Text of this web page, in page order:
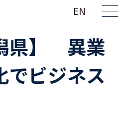
EN
県】 異業
でビジネス